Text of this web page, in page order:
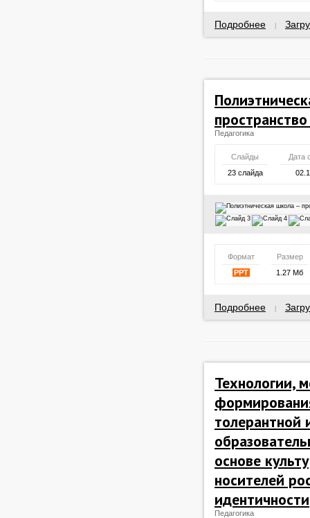
Подробнее
Педагогика
Слайды
Дата
23 слайда
Формат
Размер
PPT
1.27 Мб
Подробнее
Технологии,
толерантной
основе
носителей
идентичности
Педагогика